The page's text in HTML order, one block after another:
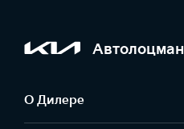
Автолоцман
О Дилере